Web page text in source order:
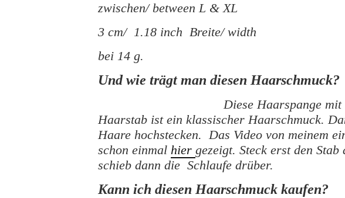
zwischen/ between L & XL
3 cm/ 1.18 inch Breite/ width
bei 14 g.
Und wie trägt man diesen Haarschmuck?
Diese Haarspange mit
Haarstab ist ein klassischer Haarschmuck.
Haare hochstecken. Das Video von meinem
schon einmal hier gezeigt. Steck erst den
schieb dann die Schlaufe drüber.
Kann ich diesen Haarschmuck kaufen?